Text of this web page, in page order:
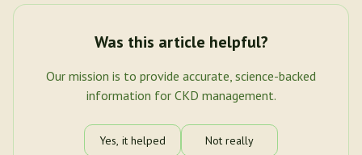
Was this article helpful?
Our mission is to provide accurate, science-backed
information for CKD management.
Yes, it helped Not really